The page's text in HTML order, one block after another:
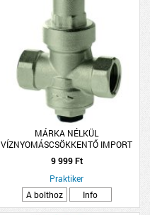
MÁRKA NÉLKÜL
VÍZNYOMÁSCSÖKKENTŐ IMPORT
1/2&quot;
9 999 Ft
Praktiker
A bolthoz
Info